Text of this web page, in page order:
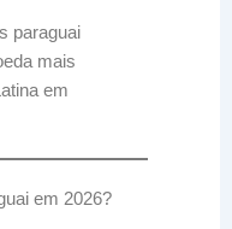
mais
em
em 2026?